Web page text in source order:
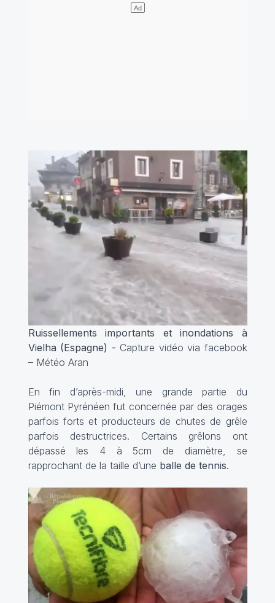
Ruissellements importants et inondations à
Vielha (Espagne) - Capture vidéo via facebook
– Météo Aran
En fin d’après-midi, une grande partie du
Piémont Pyrénéen fut concernée par des orages
parfois forts et producteurs de chutes de grêle
parfois destructrices. Certains grêlons ont
dépassé les 4 à 5cm de diamètre, se
rapprochant de la taille d’une balle de tennis.